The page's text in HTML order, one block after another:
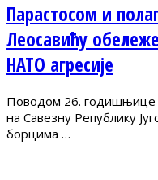
Парастосом и
Леосавићу
НАТО агресије
Поводом 26.
на Савезну Републику
борцима …